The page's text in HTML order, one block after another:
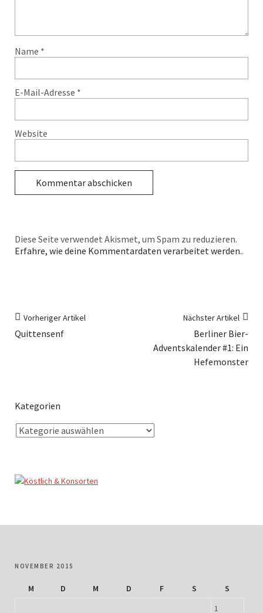
Name *
E-Mail-Adresse *
Website
Diese Seite verwendet Akismet, um Spam zu reduzieren.
Erfahre, wie deine Kommentardaten verarbeitet werden..
Vorheriger Artikel
Quittensenf
Nächster Artikel
Berliner Bier-
Adventskalender #1: Ein
Hefemonster
Kategorien
NOVEMBER 2015
M D M D F S
S
1